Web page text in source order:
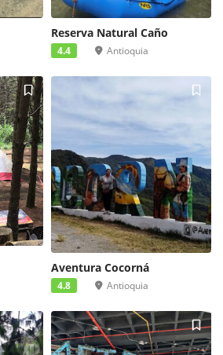
Reserva Natural Caño
4.4 Antioquia
Aventura Cocorná
4.8 Antioquia